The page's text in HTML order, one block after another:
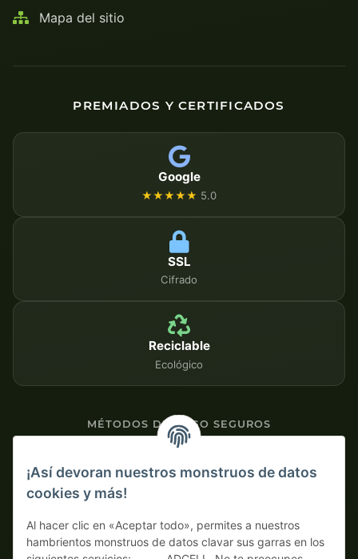
Mapa del sitio
PREMIADOS Y CERTIFICADOS
Google
★★★★★ 5.0
SSL
Cifrado
Reciclable
Ecológico
MÉTODOS DE PAGO SEGUROS
Pago por adelantado con descuento
¡Así devoran nuestros monstruos de datos
cookies y más!
Al hacer clic en «Aceptar todo», permites a nuestros
hambrientos monstruos de datos clavar sus garras en los